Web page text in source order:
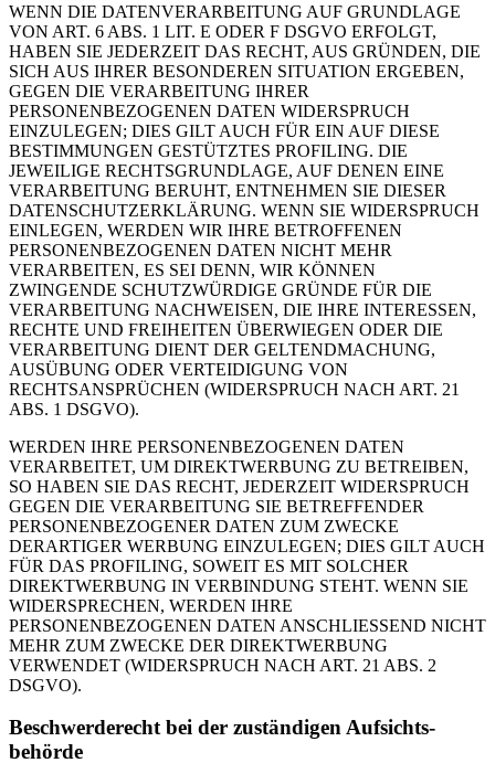
WENN DIE DATENVERARBEITUNG AUF GRUNDLAGE
VON ART. 6 ABS. 1 LIT. E ODER F DSGVO ERFOLGT,
HABEN SIE JEDERZEIT DAS RECHT, AUS GRÜNDEN, DIE
SICH AUS IHRER BESONDEREN SITUATION ERGEBEN,
GEGEN DIE VERARBEITUNG IHRER
PERSONENBEZOGENEN DATEN WIDERSPRUCH
EINZULEGEN; DIES GILT AUCH FÜR EIN AUF DIESE
BESTIMMUNGEN GESTÜTZTES PROFILING. DIE
JEWEILIGE RECHTSGRUNDLAGE, AUF DENEN EINE
VERARBEITUNG BERUHT, ENTNEHMEN SIE DIESER
DATENSCHUTZERKLÄRUNG. WENN SIE WIDERSPRUCH
EINLEGEN, WERDEN WIR IHRE BETROFFENEN
PERSONENBEZOGENEN DATEN NICHT MEHR
VERARBEITEN, ES SEI DENN, WIR KÖNNEN
ZWINGENDE SCHUTZWÜRDIGE GRÜNDE FÜR DIE
VERARBEITUNG NACHWEISEN, DIE IHRE INTERESSEN,
RECHTE UND FREIHEITEN ÜBERWIEGEN ODER DIE
VERARBEITUNG DIENT DER GELTENDMACHUNG,
AUSÜBUNG ODER VERTEIDIGUNG VON
RECHTSANSPRÜCHEN (WIDERSPRUCH NACH ART. 21
ABS. 1 DSGVO).
WERDEN IHRE PERSONENBEZOGENEN DATEN
VERARBEITET, UM DIREKTWERBUNG ZU BETREIBEN,
SO HABEN SIE DAS RECHT, JEDERZEIT WIDERSPRUCH
GEGEN DIE VERARBEITUNG SIE BETREFFENDER
PERSONENBEZOGENER DATEN ZUM ZWECKE
DERARTIGER WERBUNG EINZULEGEN; DIES GILT AUCH
FÜR DAS PROFILING, SOWEIT ES MIT SOLCHER
DIREKTWERBUNG IN VERBINDUNG STEHT. WENN SIE
WIDERSPRECHEN, WERDEN IHRE
PERSONENBEZOGENEN DATEN ANSCHLIESSEND NICHT
MEHR ZUM ZWECKE DER DIREKTWERBUNG
VERWENDET (WIDERSPRUCH NACH ART. 21 ABS. 2
DSGVO).
Beschwerde­recht bei der zuständigen Aufsichts­
behörde